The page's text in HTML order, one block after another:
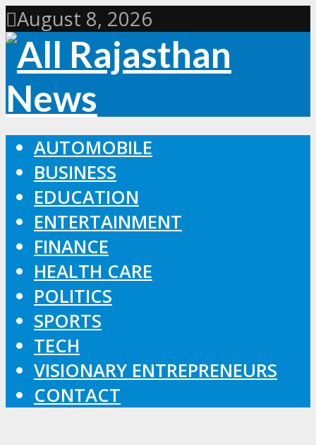
August 8, 2026
AUTOMOBILE
BUSINESS
EDUCATION
ENTERTAINMENT
FINANCE
HEALTH CARE
POLITICS
SPORTS
TECH
VISIONARY ENTREPRENEURS
CONTACT